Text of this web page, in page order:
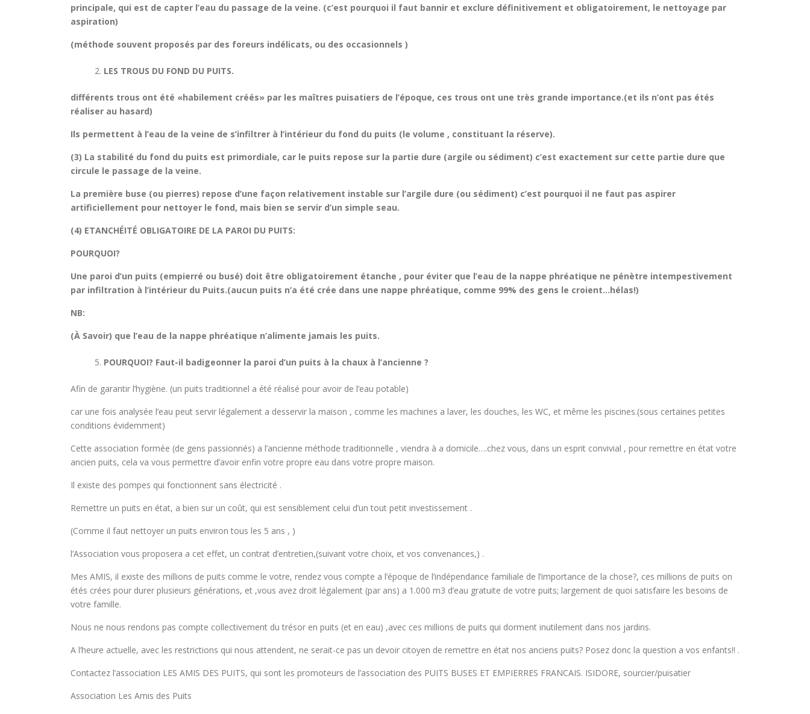
principale, qui est de capter l’eau du passage de la veine. (c’est pourquoi il faut bannir et exclure définitivement et obligatoirement, le nettoyage par
aspiration)
(méthode souvent proposés par des foreurs indélicats, ou des occasionnels )
LES TROUS DU FOND DU PUITS.
différents trous ont été «habilement créés» par les maîtres puisatiers de l’époque, ces trous ont une très grande importance.(et ils n’ont pas étés
réaliser au hasard)
Ils permettent à l’eau de la veine de s’infiltrer à l’intérieur du fond du puits (le volume , constituant la réserve).
(3) La stabilité du fond du puits est primordiale, car le puits repose sur la partie dure (argile ou sédiment) c’est exactement sur cette partie dure que
circule le passage de la veine.
La première buse (ou pierres) repose d’une façon relativement instable sur l’argile dure (ou sédiment) c’est pourquoi il ne faut pas aspirer
artificiellement pour nettoyer le fond, mais bien se servir d’un simple seau.
(4) ETANCHÉITÉ OBLIGATOIRE DE LA PAROI DU PUITS:
POURQUOI?
Une paroi d’un puits (empierré ou busé) doit être obligatoirement étanche , pour éviter que l’eau de la nappe phréatique ne pénètre intempestivement
par infiltration à l’intérieur du Puits.(aucun puits n’a été crée dans une nappe phréatique, comme 99% des gens le croient…hélas!)
NB:
(À Savoir) que l’eau de la nappe phréatique n’alimente jamais les puits.
POURQUOI? Faut-il badigeonner la paroi d’un puits à la chaux à l’ancienne ?
Afin de garantir l’hygiène. (un puits traditionnel a été réalisé pour avoir de l’eau potable)
car une fois analysée l’eau peut servir légalement a desservir la maison , comme les machines a laver, les douches, les WC, et même les piscines.(sous certaines petites
conditions évidemment)
Cette association formée (de gens passionnés) a l’ancienne méthode traditionnelle , viendra à a domicile….chez vous, dans un esprit convivial , pour remettre en état votre
ancien puits, cela va vous permettre d’avoir enfin votre propre eau dans votre propre maison.
Il existe des pompes qui fonctionnent sans électricité .
Remettre un puits en état, a bien sur un coût, qui est sensiblement celui d’un tout petit investissement .
(Comme il faut nettoyer un puits environ tous les 5 ans , )
l’Association vous proposera a cet effet, un contrat d’entretien,(suivant votre choix, et vos convenances,) .
Mes AMIS, il existe des millions de puits comme le votre, rendez vous compte a l’époque de l’indépendance familiale de l’importance de la chose?, ces millions de puits on
étés crées pour durer plusieurs générations, et ,vous avez droit légalement (par ans) a 1.000 m3 d’eau gratuite de votre puits; largement de quoi satisfaire les besoins de
votre famille.
Nous ne nous rendons pas compte collectivement du trésor en puits (et en eau) ,avec ces millions de puits qui dorment inutilement dans nos jardins.
A l’heure actuelle, avec les restrictions qui nous attendent, ne serait-ce pas un devoir citoyen de remettre en état nos anciens puits? Posez donc la question a vos enfants!! .
Contactez l’association LES AMIS DES PUITS, qui sont les promoteurs de l’association des PUITS BUSES ET EMPIERRES FRANCAIS. ISIDORE, sourcier/puisatier
Association Les Amis des Puits